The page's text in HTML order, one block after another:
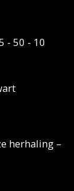
- 50 - 10
herhaling –